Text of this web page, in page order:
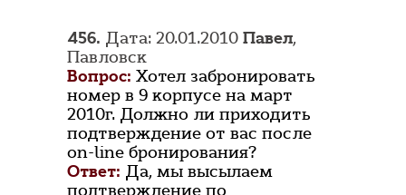
456. Дата: 20.01.2010 Павел,
Павловск
Вопрос: Хотел забронировать
номер в 9 корпусе на март
2010г. Должно ли приходить
подтверждение от вас после
on-line бронирования?
Ответ: Да, мы высылаем
подтверждение по